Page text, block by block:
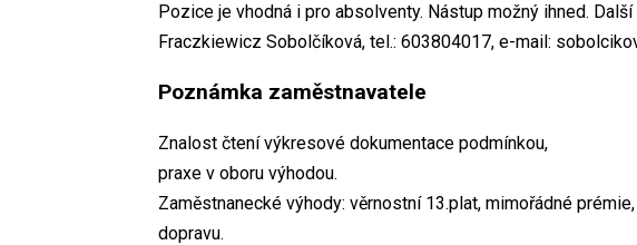
Pozice je vhodná i pro absolventy. Nástup možný ihned.
Fraczkiewicz Sobolčíková, tel.: 603804017, e-mail:
Poznámka zaměstnavatele
Znalost čtení výkresové dokumentace podmínkou,
praxe v oboru výhodou.
Zaměstnanecké výhody: věrnostní 13.plat, mimořádné
dopravu.